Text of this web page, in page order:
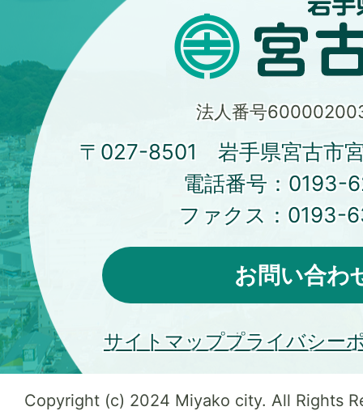
法人番号
〒027-8501 岩手県宮古市
電話番号： 0193-
ファクス： 0193-
お問い合わ
サイトマッププライバシー
Copyright (c) 2024 Miyako city. All Rights